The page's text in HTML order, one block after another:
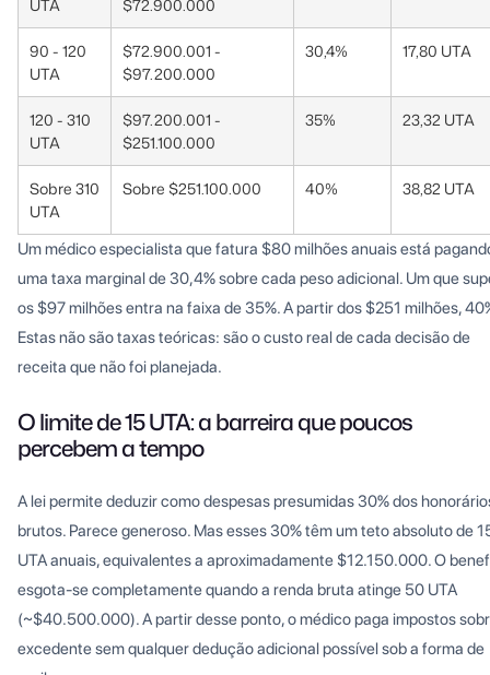
UTA
$72.900.000
90 - 120
UTA
$72.900.001 -
$97.200.000
30,4% 17,80 UTA
120 - 310
UTA
$97.200.001 -
$251.100.000
35% 23,32 UTA
Sobre 310
UTA
Sobre $251.100.000 40% 38,82 UTA
Um médico especialista que fatura $80 milhões anuais está
uma taxa marginal de 30,4% sobre cada peso adicional. Um que
os $97 milhões entra na faixa de 35%. A partir dos $251 milhões,
Estas não são taxas teóricas: são o custo real de cada decisão de
receita que não foi planejada.
O limite de 15 UTA: a barreira que poucos
percebem a tempo
A lei permite deduzir como despesas presumidas 30% dos
brutos. Parece generoso. Mas esses 30% têm um teto absoluto de
UTA anuais, equivalentes a aproximadamente $12.150.000. O
esgota-se completamente quando a renda bruta atinge 50 UTA
(~$40.500.000). A partir desse ponto, o médico paga impostos
excedente sem qualquer dedução adicional possível sob a forma de